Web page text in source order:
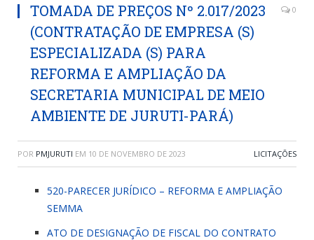
TOMADA DE PREÇOS Nº 2.017/2023
(CONTRATAÇÃO DE EMPRESA (S)
ESPECIALIZADA (S) PARA
REFORMA E AMPLIAÇÃO DA
SECRETARIA MUNICIPAL DE MEIO
AMBIENTE DE JURUTI-PARÁ)
0
POR PMJURUTI EM 10 DE NOVEMBRO DE 2023 LICITAÇÕES
520-PARECER JURÍDICO – REFORMA E AMPLIAÇÃO
SEMMA
ATO DE DESIGNAÇÃO DE FISCAL DO CONTRATO